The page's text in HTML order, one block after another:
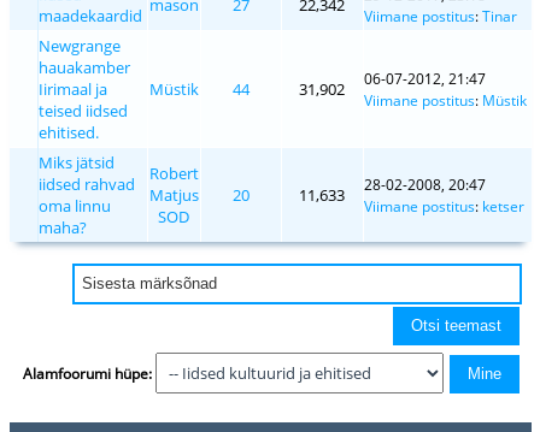
maadekaardid mason 27 22,342
Viimane postitus:Tinar
Newgrange
hauakamber
Iirimaal ja
teised iidsed
ehitised.
Müstik 44 31,902
06-07-2012, 21:47
Viimane postitus: Müstik
Miks jätsid
iidsed rahvad
oma linnu
maha?
Robert
Matjus
SOD
20 11,633
28-02-2008, 20:47
Viimane postitus: ketser
Alamfoorumi hüpe: